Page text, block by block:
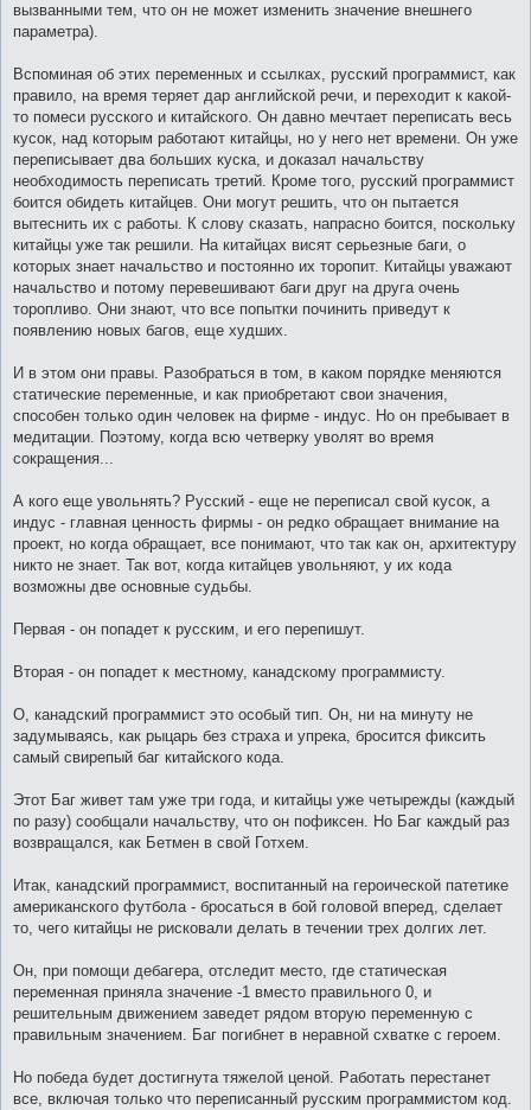
вызванными тем, что он не может изменить значение внешнего
параметра).
Вспоминая об этих переменных и ссылках, русский программист, как
правило, на время теряет дар английской речи, и переходит к какой-
то помеси русского и китайского. Он давно мечтает переписать весь
кусок, над которым работают китайцы, но у него нет времени. Он уже
переписывает два больших куска, и доказал начальству
необходимость переписать третий. Кроме того, русский программист
боится обидеть китайцев. Они могут решить, что он пытается
вытеснить их с работы. К слову сказать, напрасно боится, поскольку
китайцы уже так решили. На китайцах висят серьезные баги, о
которых знает начальство и постоянно их торопит. Китайцы уважают
начальство и потому перевешивают баги друг на друга очень
торопливо. Они знают, что все попытки починить приведут к
появлению новых багов, еще худших.
И в этом они правы. Разобраться в том, в каком порядке меняются
статические переменные, и как приобретают свои значения,
способен только один человек на фирме - индус. Но он пребывает в
медитации. Поэтому, когда всю четверку уволят во время
сокращения...
А кого еще увольнять? Русский - еще не переписал свой кусок, а
индус - главная ценность фирмы - он редко обращает внимание на
проект, но когда обращает, все понимают, что так как он, архитектуру
никто не знает. Так вот, когда китайцев увольняют, у их кода
возможны две основные судьбы.
Первая - он попадет к русским, и его перепишут.
Вторая - он попадет к местному, канадскому программисту.
О, канадский программист это особый тип. Он, ни на минуту не
задумываясь, как рыцарь без страха и упрека, бросится фиксить
самый свирепый баг китайского кода.
Этот Баг живет там уже три года, и китайцы уже четырежды (каждый
по разу) сообщали начальству, что он пофиксен. Но Баг каждый раз
возвращался, как Бетмен в свой Готхем.
Итак, канадский программист, воспитанный на героической патетике
американского футбола - бросаться в бой головой вперед, сделает
то, чего китайцы не рисковали делать в течении трех долгих лет.
Он, при помощи дебагера, отследит место, где статическая
переменная приняла значение -1 вместо правильного 0, и
решительным движением заведет рядом вторую переменную с
правильным значением. Баг погибнет в неравной схватке с героем.
Но победа будет достигнута тяжелой ценой. Работать перестанет
все, включая только что переписанный русским программистом код.